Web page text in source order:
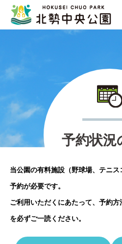
予約状況
当公園の有料施設（野球場、テニス
予約が必要です。
ご利用いただくにあたって、予約
を必ずご一読ください。